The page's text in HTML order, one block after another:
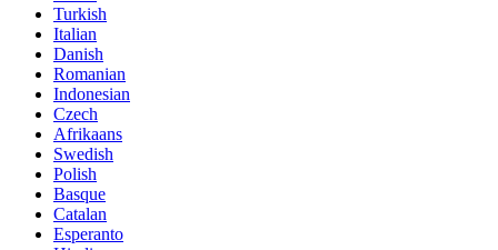
Turkish
Italian
Danish
Romanian
Indonesian
Czech
Afrikaans
Swedish
Polish
Basque
Catalan
Esperanto